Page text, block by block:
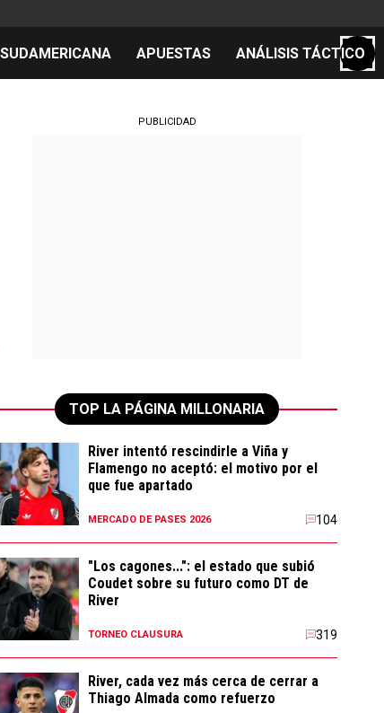
SUDAMERICANA APUESTAS ANÁLISIS TÁCTICO
PUBLICIDAD
TOP LA PÁGINA MILLONARIA
River intentó rescindirle a Viña y
Flamengo no aceptó: el motivo por el
que fue apartado
MERCADO DE PASES 2026 104
"Los cagones...": el estado que subió
Coudet sobre su futuro como DT de
River
TORNEO CLAUSURA 319
River, cada vez más cerca de cerrar a
Thiago Almada como refuerzo